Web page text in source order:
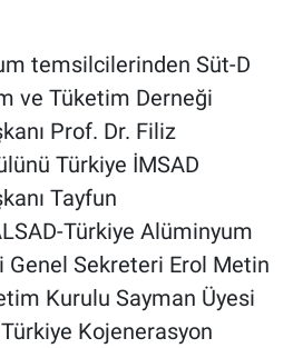
temsilcilerinden Süt-D
ve Tüketim Derneği
Prof. Dr. Filiz
Türkiye İMSAD
Tayfun
Türkiye Alüminyum
Genel Sekreteri Erol Metin
Kurulu Sayman Üyesi
Kojenerasyon